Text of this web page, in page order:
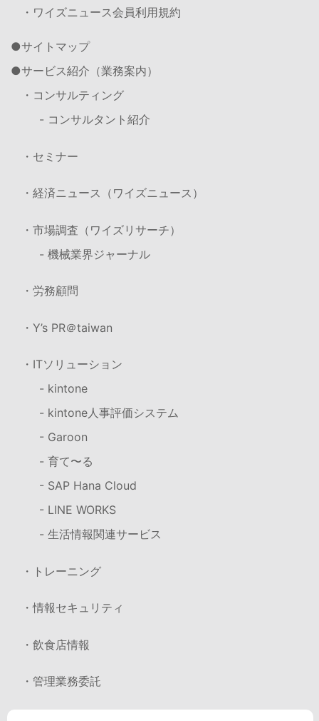
・ワイズニュース会員利用規約
サイトマップ
サービス紹介（業務案内）
・コンサルティング
- コンサルタント紹介
・セミナー
・経済ニュース（ワイズニュース）
・市場調査（ワイズリサーチ）
- 機械業界ジャーナル
・労務顧問
・Y’s PR＠taiwan
・ITソリューション
- kintone
- kintone人事評価システム
- Garoon
- 育て〜る
- SAP Hana Cloud
- LINE WORKS
- 生活情報関連サービス
・トレーニング
・情報セキュリティ
・飲食店情報
・管理業務委託